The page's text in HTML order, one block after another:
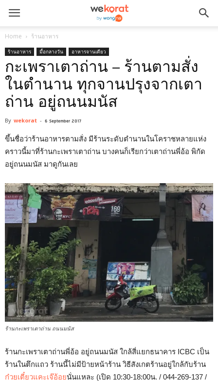
Home ร้านอาหาร
ร้านอาหาร มื้อกลางวัน อาหารจานเดียว
กะเพราเตาถ่าน – ร้านตามสั่ง
ในตำนาน ทุกจานปรุงจากเตา
ถ่าน อยู่ถนนมนัส
By wekorat - 6 September 2017
ขึ้นชื่อว่าร้านอาหารตามสั่ง มีร้านระดับตำนานในโคราชหลายแห่ง
คราวนี้มาที่ร้านกะเพราเตาถ่าน บางคนก็เรียกว่าเตาถ่านพี่อ้อ พิกัด
อยู่ถนนมนัส มาดูกันเลย
ร้านกะเพราเตาถ่าน ถนนมนัส
ร้านกะเพราเตาถ่านพี่อ้อ อยู่ถนนมนัส ใกล้สี่แยกธนาคาร ICBC เป็น
ร้านในตึกแถว ร้านนี้ไม่มีป้ายหน้าร้าน วิธีสังเกตร้านอยู่ใกล้กับร้าน
ก๋วยเตี๋ยวแคะเจ๊อ้อยนั่นแหละ (เปิด 10:30-18:00น. / 044-269-137 /